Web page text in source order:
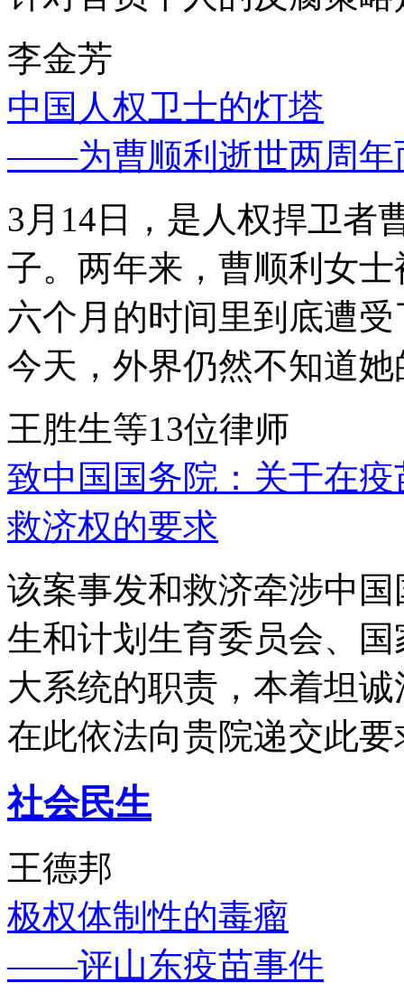
李金芳
中国人权卫士的灯塔
——为曹顺利逝世两周年
3月14日，是人权捍卫者
子。两年来，曹顺利女
六个月的时间里到底遭
今天，外界仍然不知道
王胜生等13位律师
致中国国务院：关于在
救济权的要求
该案事发和救济牵涉中
生和计划生育委员会、
大系统的职责，本着坦
在此依法向贵院递交此要
社会民生
王德邦
极权体制性的毒瘤
——评山东疫苗事件